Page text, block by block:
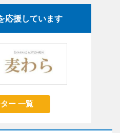
応援しています
ー 一覧